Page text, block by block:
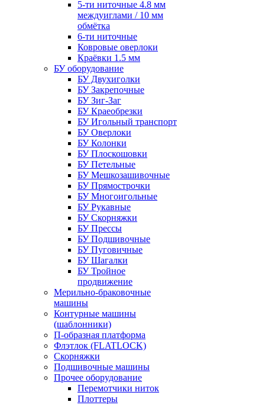
5-ти ниточные 4.8 мм
междуиглами / 10 мм
обмётка
6-ти ниточные
Ковровые оверлоки
Краёвки 1.5 мм
БУ оборудование
БУ Двухиголки
БУ Закрепочные
БУ Зиг-Заг
БУ Краеобрезки
БУ Игольный транспорт
БУ Оверлоки
БУ Колонки
БУ Плоскошовки
БУ Петельные
БУ Мешкозашивочные
БУ Прямострочки
БУ Многоигольные
БУ Рукавные
БУ Скорняжки
БУ Прессы
БУ Подшивочные
БУ Пуговичные
БУ Шагалки
БУ Тройное
продвижение
Мерильно-браковочные
машины
Контурные машины
(шаблонники)
П-образная платформа
Флэтлок (FLATLOCK)
Скорняжки
Подшивочные машины
Прочее оборудование
Перемотчики ниток
Плоттеры